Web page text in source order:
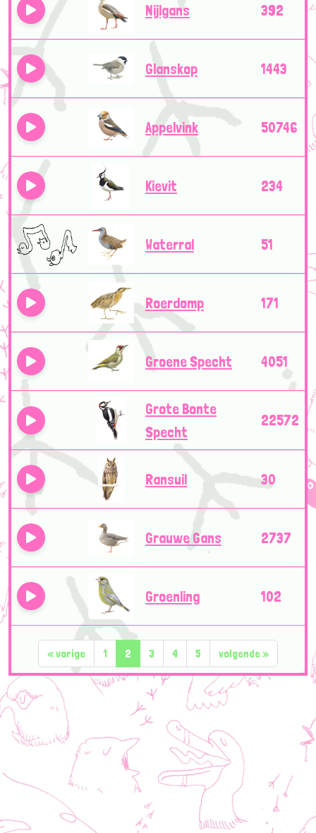
Nijlgans 392
Glanskop 1443
Appelvink 50746
Kievit 234
Waterral 51
Roerdomp 171
Groene Specht 4051
Grote Bonte
Specht
22572
Ransuil 30
Grauwe Gans 2737
Groenling 102
«vorige 1 2 3 4 5 volgende»